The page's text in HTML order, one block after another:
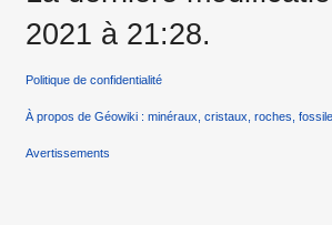
2021 à 21:28.
Politique de confidentialité
À propos de Géowiki : minéraux, cristaux, roches,
Avertissements